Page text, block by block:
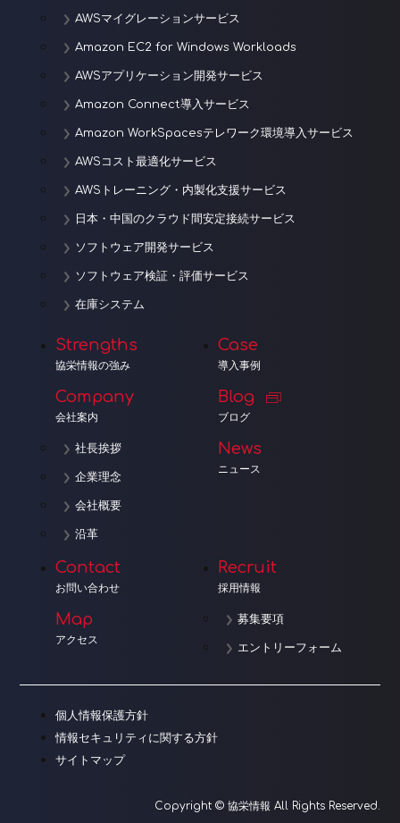
AWSマイグレーションサービス
Amazon EC2 for Windows Workloads
AWSアプリケーション開発サービス
Amazon Connect導入サービス
Amazon WorkSpacesテレワーク環境導入サービス
AWSコスト最適化サービス
AWSトレーニング・内製化支援サービス
日本・中国のクラウド間安定接続サービス
ソフトウェア開発サービス
ソフトウェア検証・評価サービス
在庫システム
Strengths
協栄情報の強み
Company
会社案内
社長挨拶
企業理念
会社概要
沿革
Case
導入事例
Blog
ブログ
News
ニュース
Contact
お問い合わせ
Map
アクセス
Recruit
採用情報
募集要項
エントリーフォーム
個人情報保護方針
情報セキュリティに関する方針
サイトマップ
Copyright © 協栄情報 All Rights Reserved.